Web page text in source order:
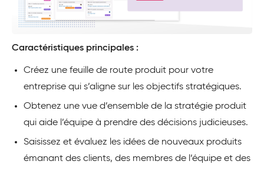
Caractéristiques principales :
Créez une feuille de route produit pour votre
entreprise qui s’aligne sur les objectifs stratégiques.
Obtenez une vue d’ensemble de la stratégie produit
qui aide l’équipe à prendre des décisions judicieuses.
Saisissez et évaluez les idées de nouveaux produits
émanant des clients, des membres de l’équipe et des